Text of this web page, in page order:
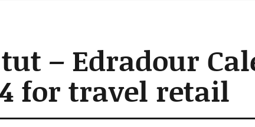
– Edradour
for travel retail